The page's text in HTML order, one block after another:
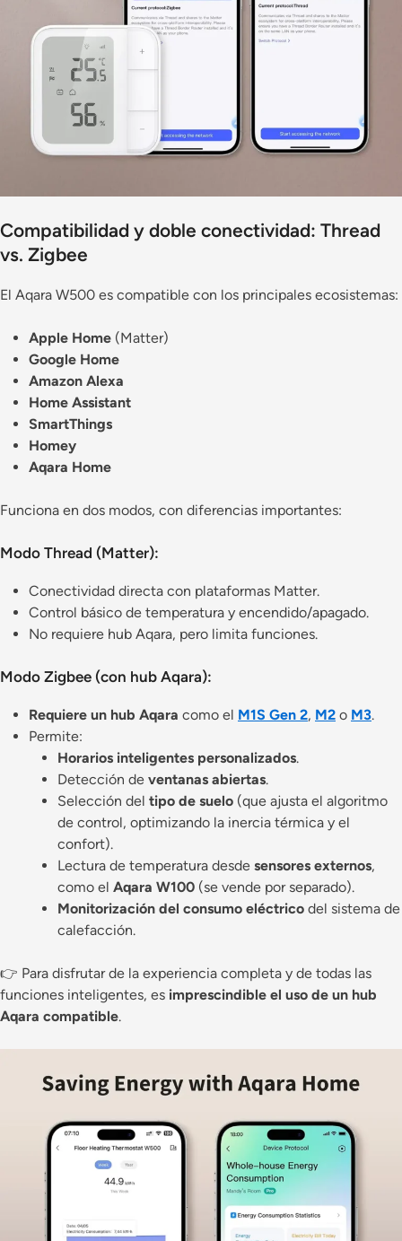
Compatibilidad y doble conectividad: Thread
vs. Zigbee
El Aqara W500 es compatible con los principales ecosistemas:
Apple Home (Matter)
Google Home
Amazon Alexa
Home Assistant
SmartThings
Homey
Aqara Home
Funciona en dos modos, con diferencias importantes:
Modo Thread (Matter):
Conectividad directa con plataformas Matter.
Control básico de temperatura y encendido/apagado.
No requiere hub Aqara, pero limita funciones.
Modo Zigbee (con hub Aqara):
Requiere un hub Aqara como el M1S Gen 2, M2 o M3.
Permite:
Horarios inteligentes personalizados.
Detección de ventanas abiertas.
Selección del tipo de suelo (que ajusta el algoritmo
de control, optimizando la inercia térmica y el
confort).
Lectura de temperatura desde sensores externos,
como el Aqara W100 (se vende por separado).
Monitorización del consumo eléctrico del sistema de
calefacción.
👉 Para disfrutar de la experiencia completa y de todas las
funciones inteligentes, es imprescindible el uso de un hub
Aqara compatible.